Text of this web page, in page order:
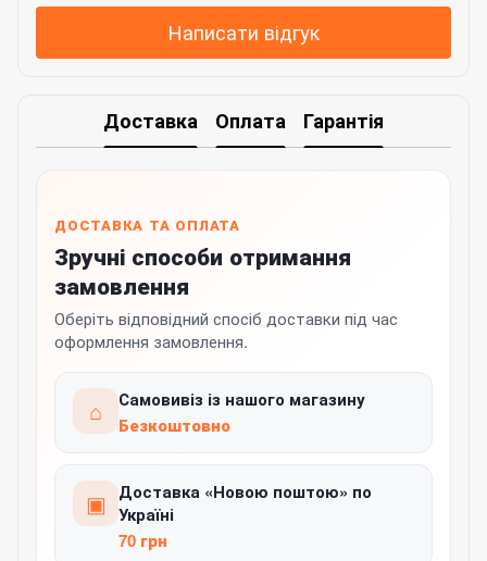
Написати відгук
Доставка Оплата Гарантія
ДОСТАВКА ТА ОПЛАТА
Зручні способи отримання
замовлення
Оберіть відповідний спосіб доставки під час
оформлення замовлення.
⌂
Самовивіз із нашого магазину
Безкоштовно
▣
Доставка «Новою поштою» по
Україні
70 грн